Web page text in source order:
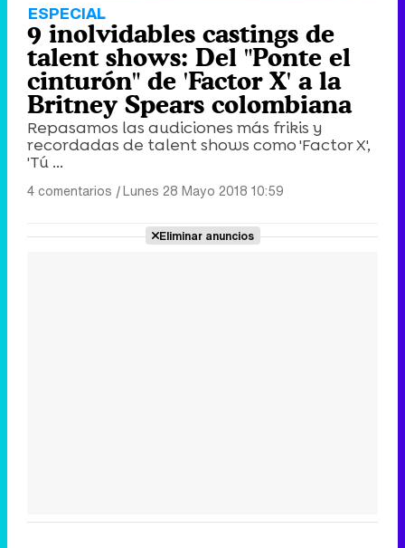
ESPECIAL
9 inolvidables castings de
talent shows: Del "Ponte el
cinturón" de 'Factor X' a la
Britney Spears colombiana
Repasamos las audiciones más frikis y
recordadas de talent shows como 'Factor X',
'Tú ...
4 comentarios |Lunes 28 Mayo 2018 10:59
Eliminar anuncios